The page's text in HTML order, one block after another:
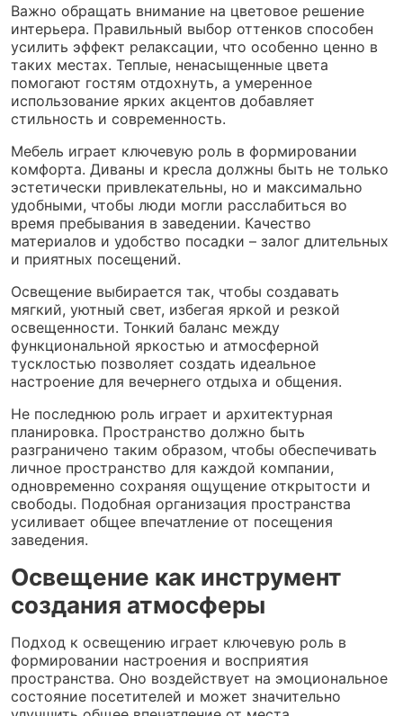
Важно обращать внимание на цветовое решение
интерьера. Правильный выбор оттенков способен
усилить эффект релаксации, что особенно ценно в
таких местах. Теплые, ненасыщенные цвета
помогают гостям отдохнуть, а умеренное
использование ярких акцентов добавляет
стильность и современность.
Мебель играет ключевую роль в формировании
комфорта. Диваны и кресла должны быть не только
эстетически привлекательны, но и максимально
удобными, чтобы люди могли расслабиться во
время пребывания в заведении. Качество
материалов и удобство посадки – залог длительных
и приятных посещений.
Освещение выбирается так, чтобы создавать
мягкий, уютный свет, избегая яркой и резкой
освещенности. Тонкий баланс между
функциональной яркостью и атмосферной
тусклостью позволяет создать идеальное
настроение для вечернего отдыха и общения.
Не последнюю роль играет и архитектурная
планировка. Пространство должно быть
разграничено таким образом, чтобы обеспечивать
личное пространство для каждой компании,
одновременно сохраняя ощущение открытости и
свободы. Подобная организация пространства
усиливает общее впечатление от посещения
заведения.
Освещение как инструмент
создания атмосферы
Подход к освещению играет ключевую роль в
формировании настроения и восприятия
пространства. Оно воздействует на эмоциональное
состояние посетителей и может значительно